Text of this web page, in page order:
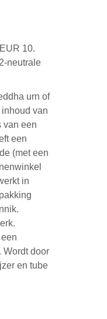
10.
neutrale
urn of
van
van een
een
(met een
in
Wordt door
en tube